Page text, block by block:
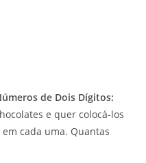
de Dois Dígitos:
e quer colocá-los
cada uma. Quantas